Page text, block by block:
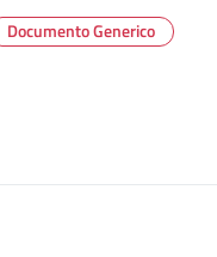
Documento Generico